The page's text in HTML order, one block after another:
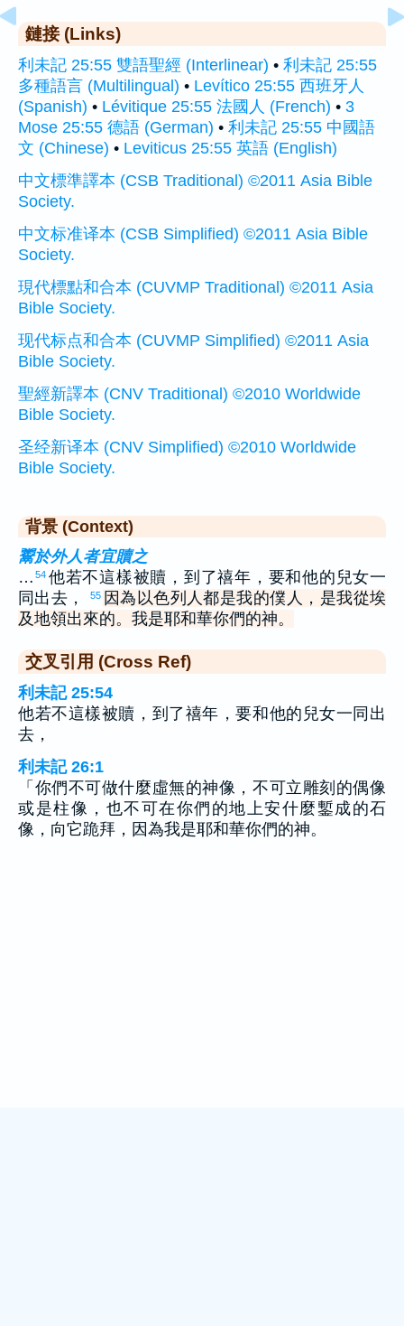
鏈接 (Links)
利未記 25:55 雙語聖經 (Interlinear) • 利未記 25:55
多種語言 (Multilingual) • Levítico 25:55 西班牙人
(Spanish) • Lévitique 25:55 法國人 (French) • 3
Mose 25:55 德語 (German) • 利未記 25:55 中國語
文 (Chinese) • Leviticus 25:55 英語 (English)
中文標準譯本 (CSB Traditional) ©2011 Asia Bible
Society.
中文标准译本 (CSB Simplified) ©2011 Asia Bible
Society.
現代標點和合本 (CUVMP Traditional) ©2011 Asia
Bible Society.
现代标点和合本 (CUVMP Simplified) ©2011 Asia
Bible Society.
聖經新譯本 (CNV Traditional) ©2010 Worldwide
Bible Society.
圣经新译本 (CNV Simplified) ©2010 Worldwide
Bible Society.
背景 (Context)
鬻於外人者宜贖之
… 54 他若不這樣被贖，到了禧年，要和他的兒女一
同出去，
55 因為以色列人都是我的僕人，是我從埃
及地領出來的。我是耶和華你們的神。
交叉引用 (Cross Ref)
利未記 25:54
他若不這樣被贖，到了禧年，要和他的兒女一同出
去，
利未記 26:1
「你們不可做什麼虛無的神像，不可立雕刻的偶像
或是柱像，也不可在你們的地上安什麼鏨成的石
像，向它跪拜，因為我是耶和華你們的神。